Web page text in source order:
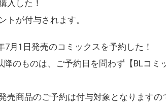
入した！
が付与されます。
7月1日発売のコミックスを予約した！
のものは、ご予約日を問わず【BLコミ
売商品のご予約は付与対象となります